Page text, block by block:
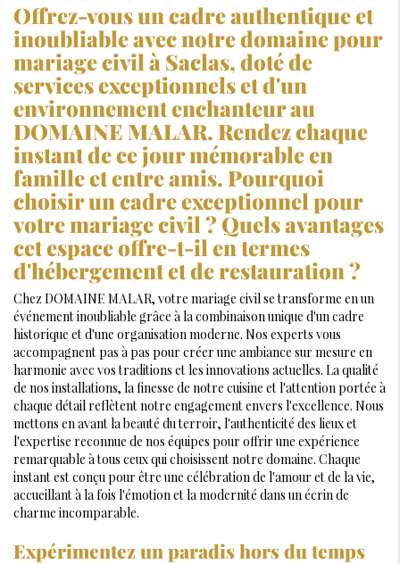
Offrez-vous un cadre authentique et
inoubliable avec notredomaine pour
mariage civil à Saclas, doté de
services exceptionnels et d'un
environnement enchanteur au
DOMAINE MALAR. Rendez chaque
instant de ce jour mémorable en
famille et entre amis. Pourquoi
choisir un cadre exceptionnel pour
votre mariage civil ? Quels avantages
cet espace offre-t-il en termes
d'hébergement et de restauration ?
Chez DOMAINE MALAR, votre mariage civil se transforme en un
événement inoubliable grâce à la combinaison unique d'un cadre
historique et d'une organisation moderne. Nos experts vous
accompagnent pas à pas pour créer une ambiance sur mesure en
harmonie avec vos traditions et les innovations actuelles. La qualité
de nos installations, la finesse de notre cuisine et l'attention portée à
chaque détail reflètent notre engagement envers l'excellence. Nous
mettons en avant la beauté du terroir, l'authenticité des lieux et
l'expertise reconnue de nos équipes pour offrir une expérience
remarquable à tous ceux qui choisissent notre domaine. Chaque
instant est conçu pour être une célébration de l'amour et de la vie,
accueillant à la fois l'émotion et la modernité dans un écrin de
charme incomparable.
Expérimentez un paradis hors du temps